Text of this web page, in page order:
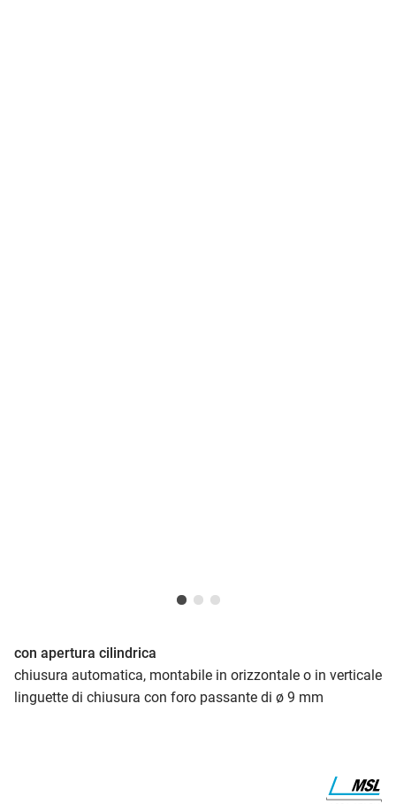
con apertura cilindrica
chiusura automatica, montabile in orizzontale o in verticale
linguette di chiusura con foro passante di ø 9 mm